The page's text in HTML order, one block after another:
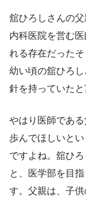
舘ひろしさんの
内科医院を営む
れる存在だった
幼い頃の舘ひろ
針を持っていたと
やはり医師であ
歩んでほしいと
ですよね。舘ひ
と、医学部を目
す。父親は、子